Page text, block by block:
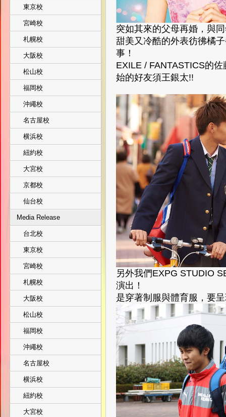
東京校
宮崎校
札幌校
大阪校
松山校
福岡校
沖繩校
名古屋校
横浜校
紐約校
大宮校
京都校
仙台校
Media Release
台北校
東京校
宮崎校
札幌校
大阪校
松山校
福岡校
沖繩校
名古屋校
横浜校
紐約校
大宮校
突如其來的父母再婚，與
甜美又冷酷的外表彷彿橘
事！
EXILE / FANTASTICS的
始的好友須王銀太!!
另外我們EXPG STUDIO
演出！
是穿著制服與體育服，要